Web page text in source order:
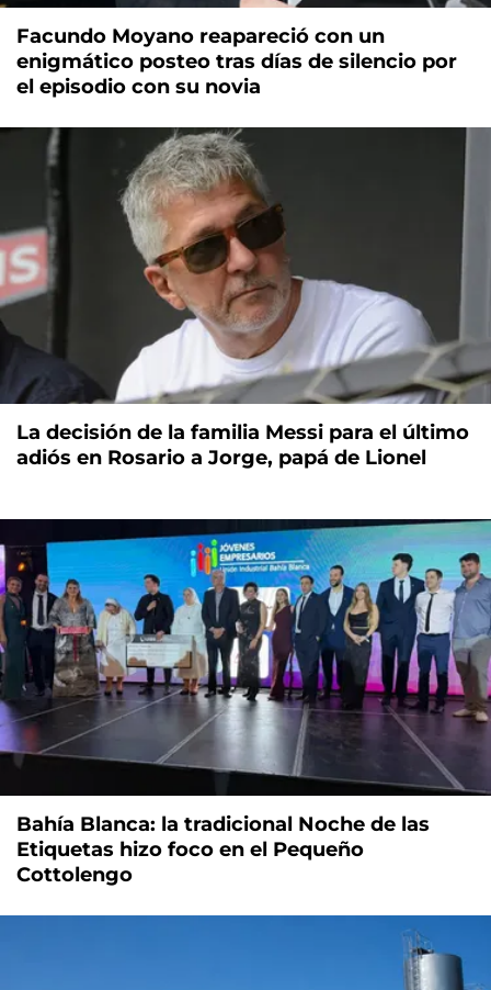
Facundo Moyano reapareció con un
enigmático posteo tras días de silencio por
el episodio con su novia
La decisión de la familia Messi para el último
adiós en Rosario a Jorge, papá de Lionel
Bahía Blanca: la tradicional Noche de las
Etiquetas hizo foco en el Pequeño
Cottolengo